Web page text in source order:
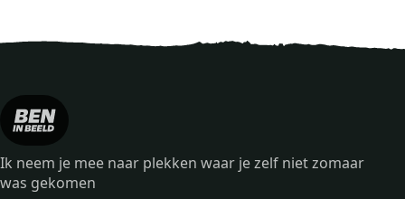
Ik neem je mee naar plekken waar je zelf niet zomaar
was gekomen